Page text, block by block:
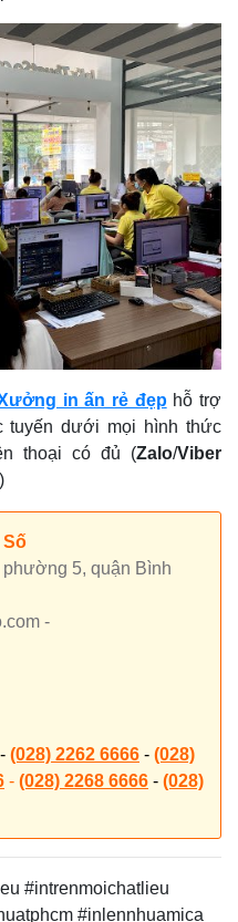
in ấn rẻ đẹphỗ trợ
tuyến dưới mọi hình thức
thoại có đủ (Zalo/Viber
)
Số
5, quận Bình
-
- (028) 2262 6666 - (028)
- (028) 2268 6666 - (028)
#intrenmoichatlieu
#inlennhuamica